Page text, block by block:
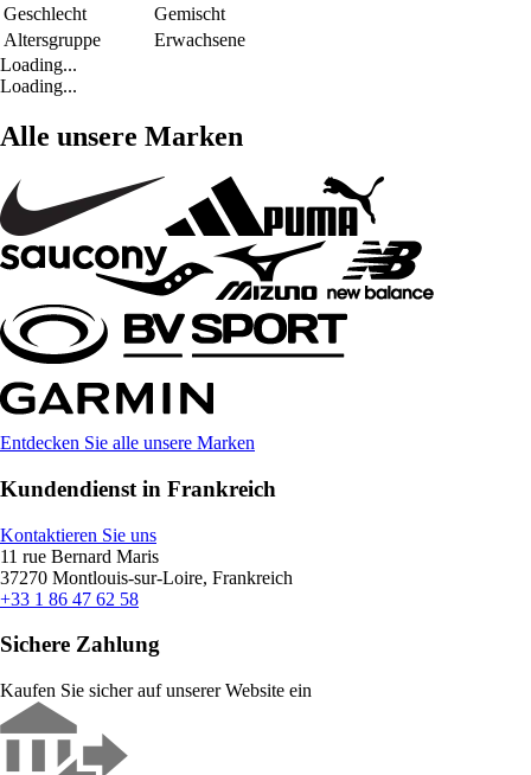
Geschlecht
Gemischt
Altersgruppe
Erwachsene
Loading...
Loading...
Alle unsere Marken
Entdecken Sie alle unsere Marken
Kundendienst in Frankreich
Kontaktieren Sie uns
11 rue Bernard Maris
37270 Montlouis-sur-Loire, Frankreich
+33 1 86 47 62 58
Sichere Zahlung
Kaufen Sie sicher auf unserer Website ein